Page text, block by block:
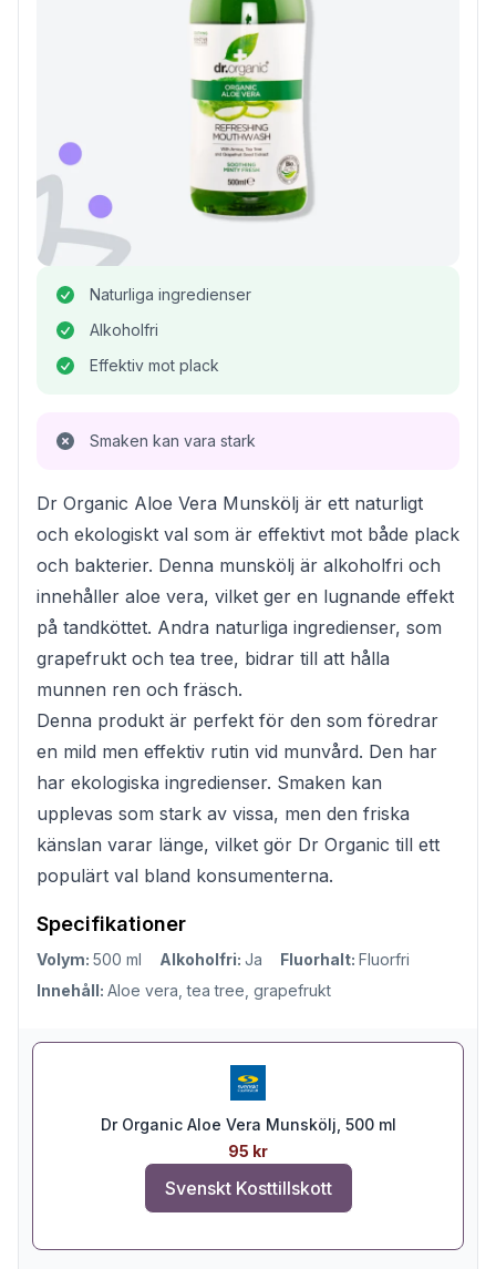
Naturliga ingredienser
Alkoholfri
Effektiv mot plack
Smaken kan vara stark
Dr Organic Aloe Vera Munskölj är ett naturligt
och ekologiskt val som är effektivt mot både plack
och bakterier. Denna munskölj är alkoholfri och
innehåller aloe vera, vilket ger en lugnande effekt
på tandköttet. Andra naturliga ingredienser, som
grapefrukt och tea tree, bidrar till att hålla
munnen ren och fräsch.
Denna produkt är perfekt för den som föredrar
en mild men effektiv rutin vid munvård. Den har
har ekologiska ingredienser. Smaken kan
upplevas som stark av vissa, men den friska
känslan varar länge, vilket gör Dr Organic till ett
populärt val bland konsumenterna.
Specifikationer
Volym: 500 ml Alkoholfri: Ja Fluorhalt: Fluorfri
Innehåll: Aloe vera, tea tree, grapefrukt
Dr Organic Aloe Vera Munskölj, 500 ml
95 kr
Svenskt Kosttillskott